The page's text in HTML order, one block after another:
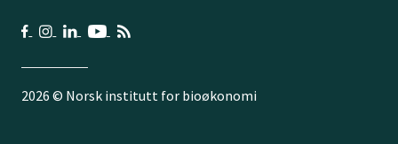
2026 © Norsk institutt for bioøkonomi